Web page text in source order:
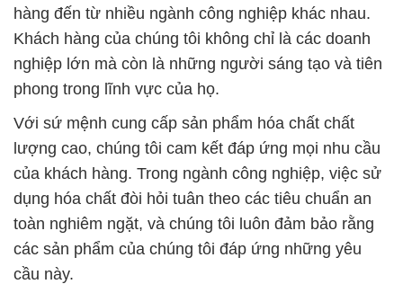
hàng đến từ nhiều ngành công nghiệp khác nhau.
Khách hàng của chúng tôi không chỉ là các doanh
nghiệp lớn mà còn là những người sáng tạo và tiên
phong trong lĩnh vực của họ.
Với sứ mệnh cung cấp sản phẩm hóa chất chất
lượng cao, chúng tôi cam kết đáp ứng mọi nhu cầu
của khách hàng. Trong ngành công nghiệp, việc sử
dụng hóa chất đòi hỏi tuân theo các tiêu chuẩn an
toàn nghiêm ngặt, và chúng tôi luôn đảm bảo rằng
các sản phẩm của chúng tôi đáp ứng những yêu
cầu này.